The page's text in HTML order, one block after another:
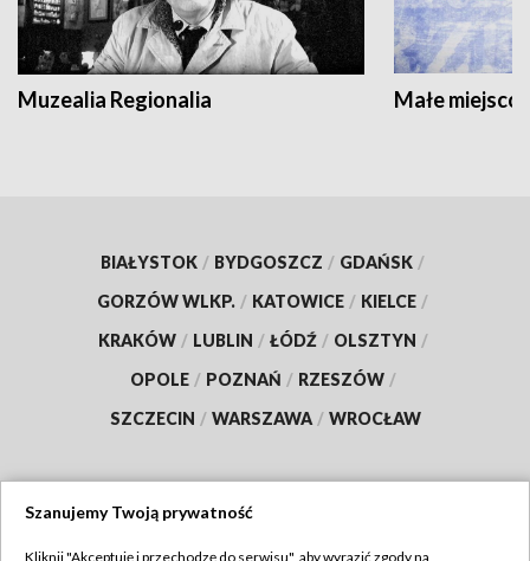
Muzealia Regionalia Małe
BIAŁYSTOK / BYDGOSZCZ / GDAŃSK /
GORZÓW WLKP. / KATOWICE / KIELCE /
KRAKÓW / LUBLIN / ŁÓDŹ / OLSZTYN /
OPOLE / POZNAŃ / RZESZÓW /
SZCZECIN / WARSZAWA / WROCŁAW
Szanujemy Twoją prywatność
Kliknij "Akceptuję i przechodzę do serwisu", aby wyrazić zgody na